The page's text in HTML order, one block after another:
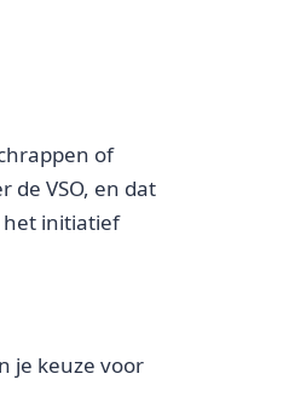
of
VSO, en dat
het initiatief
je keuze voor